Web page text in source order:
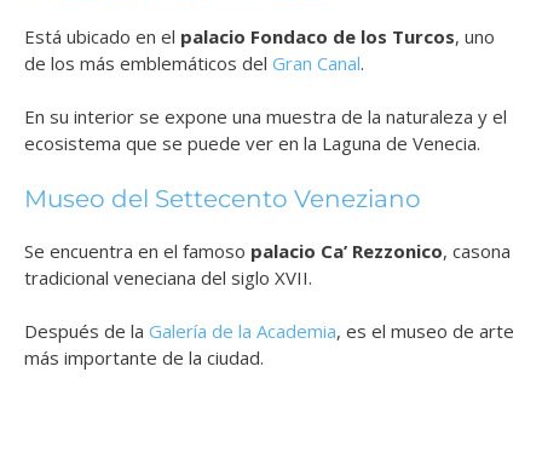
Está ubicado en el palacio Fondaco de los Turcos, uno
de los más emblemáticos del Gran Canal.
En su interior se expone una muestra de la naturaleza y el
ecosistema que se puede ver en la Laguna de Venecia.
Museo del Settecento Veneziano
Se encuentra en el famoso palacio Ca’ Rezzonico, casona
tradicional veneciana del siglo XVII.
Después de la Galería de la Academia, es el museo de arte
más importante de la ciudad.